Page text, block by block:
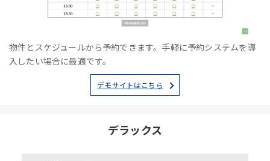
物件とスケジュールから予約できます。手軽に予約システムを導
入したい場合に最適です。
デモサイトはこちら
デラックス